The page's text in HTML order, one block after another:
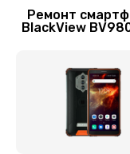
Замена
Ремонт
BlackView